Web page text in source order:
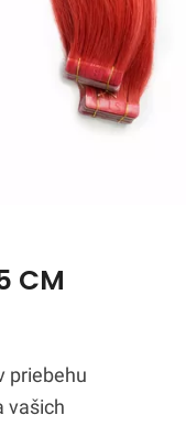
CM
priebehu
vašich